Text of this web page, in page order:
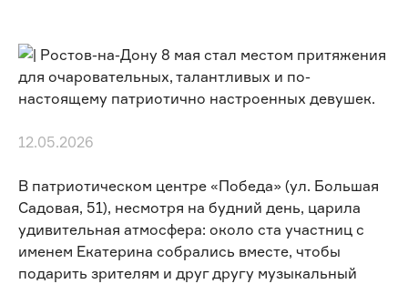
12.05.2026
В патриотическом центре «Победа» (ул. Большая
Садовая, 51), несмотря на будний день, царила
удивительная атмосфера: около ста участниц с
именем Екатерина собрались вместе, чтобы
подарить зрителям и друг другу музыкальный